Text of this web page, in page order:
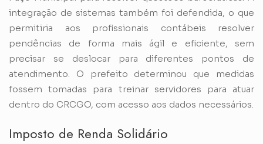
integração de sistemas também foi defendida, o que
permitiria aos profissionais contábeis resolver
pendências de forma mais ágil e eficiente, sem
precisar se deslocar para diferentes pontos de
atendimento. O prefeito determinou que medidas
fossem tomadas para treinar servidores para atuar
dentro do CRCGO, com acesso aos dados necessários.
Imposto de Renda Solidário